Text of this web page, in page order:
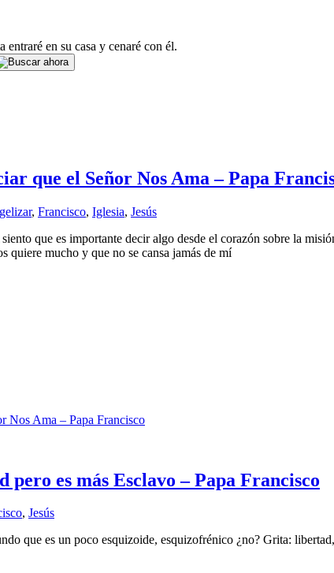
en su casa y cenaré con él.
que el Señor Nos Ama – Papa
, Francisco, Iglesia, Jesús
que es importante decir algo desde el corazón sobre la
quiere mucho y que no se cansa jamás de mí
Nos Ama – Papa Francisco
es más Esclavo – Papa Francisco
, Jesús
que es un poco esquizoide, esquizofrénico ¿no? Grita: